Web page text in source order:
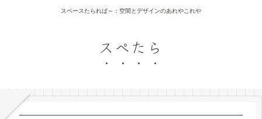
スペースたられば～：空間とデザインのあれやこれや
スぺたら